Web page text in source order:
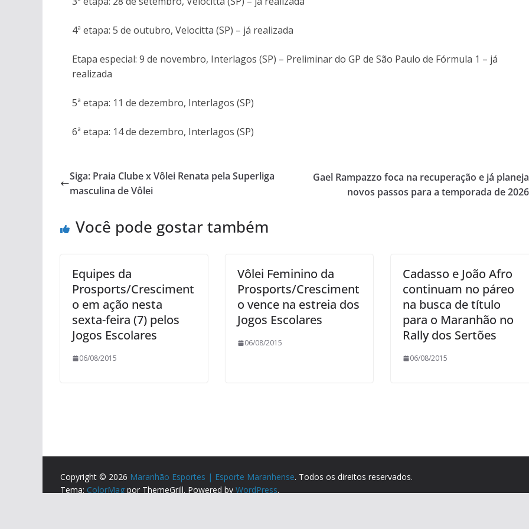
4ª etapa: 5 de outubro, Velocitta (SP) – já realizada
Etapa especial: 9 de novembro, Interlagos (SP) – Preliminar do GP de São Paulo de Fórmula 1 – já
realizada
5ª etapa: 11 de dezembro, Interlagos (SP)
6ª etapa: 14 de dezembro, Interlagos (SP)
Siga: Praia Clube x Vôlei Renata pela Superliga
masculina de Vôlei
Gael Rampazzo foca na recuperação e já planeja
novos passos para a temporada de 2026
Você pode gostar também
Equipes da
Prosports/Cresciment
o em ação nesta
sexta-feira (7) pelos
Jogos Escolares
06/08/2015
Vôlei Feminino da
Prosports/Cresciment
o vence na estreia dos
Jogos Escolares
06/08/2015
Cadasso e João Afro
continuam no páreo
na busca de título
para o Maranhão no
Rally dos Sertões
06/08/2015
Copyright © 2026 Maranhão Esportes | Esporte Maranhense. Todos os direitos reservados.
Tema: ColorMag por ThemeGrill. Powered by WordPress.